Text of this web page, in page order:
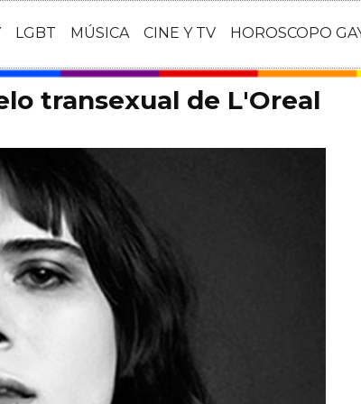
LGBT MÚSICA CINE Y TV HOROSCOPO
transexual de L'Oreal